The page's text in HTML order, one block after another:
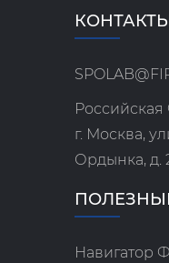
г. Москва,
Ордынка, д.
Навигатор